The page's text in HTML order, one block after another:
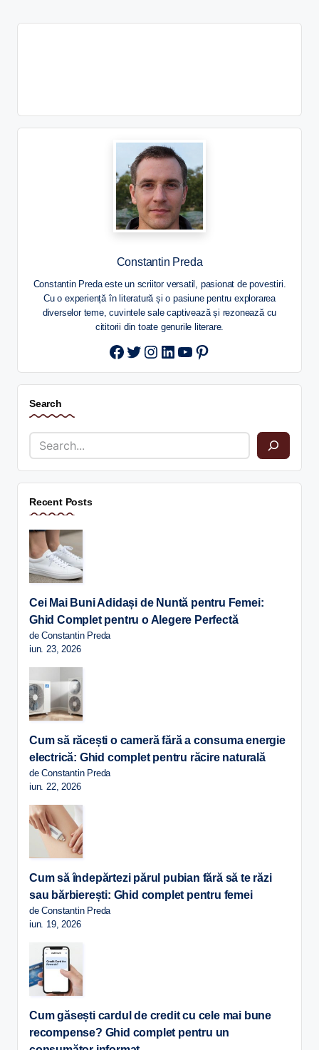
Constantin Preda
Constantin Preda este un scriitor versatil, pasionat de povestiri.
Cu o experiență în literatură și o pasiune pentru explorarea
diverselor teme, cuvintele sale captivează și rezonează cu
cititorii din toate genurile literare.
Twitter
Instagram
LinkedIn
YouTube
Pinterest
Search
Recent Posts
Cei Mai Buni Adidași de Nuntă pentru Femei:
Ghid Complet pentru o Alegere Perfectă
de Constantin Preda
iun. 23, 2026
Cum să răcești o cameră fără a consuma energie
electrică: Ghid complet pentru răcire naturală
de Constantin Preda
iun. 22, 2026
Cum să îndepărtezi părul pubian fără să te răzi
sau bărbierești: Ghid complet pentru femei
de Constantin Preda
iun. 19, 2026
Cum găsești cardul de credit cu cele mai bune
recompense? Ghid complet pentru un